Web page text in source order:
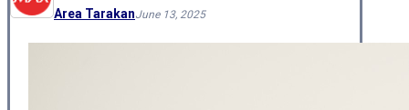
Area TarakanJune 13, 2025